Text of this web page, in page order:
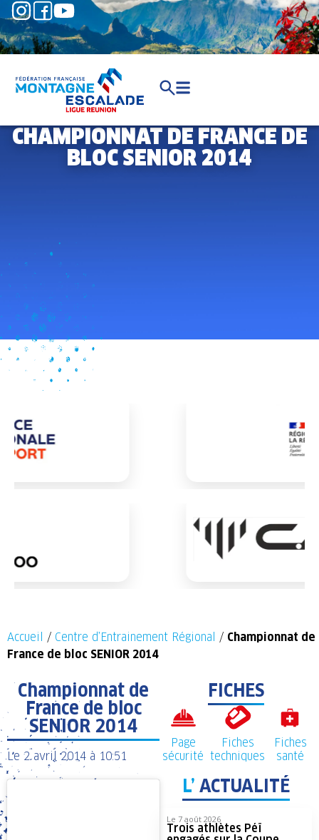
CHAMPIONNAT DE FRANCE DE
BLOC SENIOR 2014
Accueil / Centre d’Entrainement Régional / Championnat de
France de bloc SENIOR 2014
Championnat de
France de bloc
SENIOR 2014
Le 2 avril 2014 à 10:51
FICHES
Page
sécurité
Fiches
techniques
Fiches
santé
L’ ACTUALITÉ
Le 7 août 2026
Trois athlètes Péï